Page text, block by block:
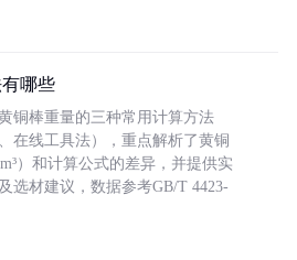
哪些
铜棒重量的三种常用计算方法
在线工具法），重点解析了黄铜
）和计算公式的差异，并提供实
选材建议，数据参考GB/T 4423-